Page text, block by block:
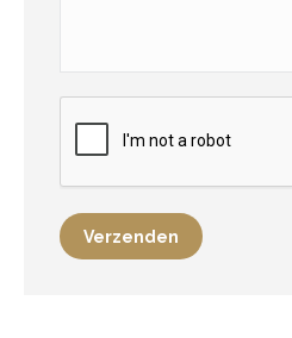
Verzenden